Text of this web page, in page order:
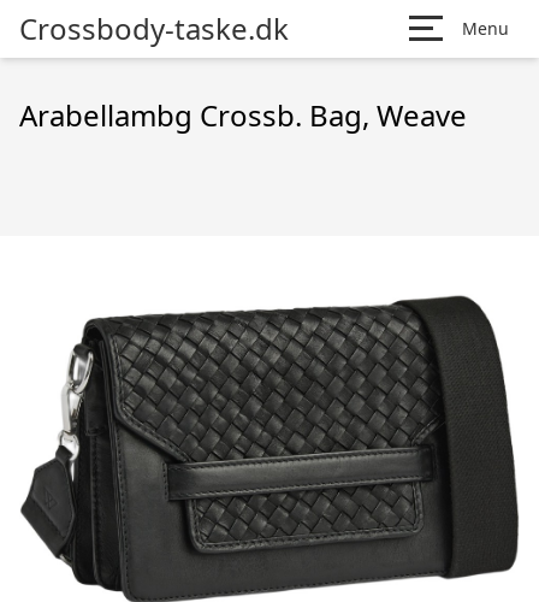
Crossbody-taske.dk Menu
Arabellambg Crossb. Bag, Weave